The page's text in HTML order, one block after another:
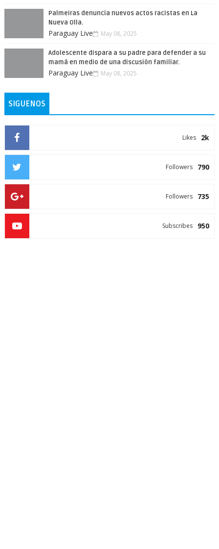
Palmeiras denuncia nuevos actos racistas en La
Nueva Olla.
Paraguay Live May 08, 2025
Adolescente dispara a su padre para defender a su
mamá en medio de una discusión familiar.
Paraguay Live May 08, 2025
SIGUENOS
2k
Likes
790
Followers
735
Followers
950
Subscribes